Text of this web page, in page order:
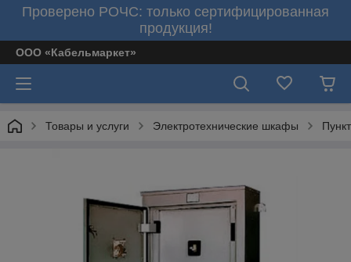
Проверено РОЧС: только сертифицированная
продукция!
ООО «Кабельмаркет»
Товары и услуги Электротехнические шкафы